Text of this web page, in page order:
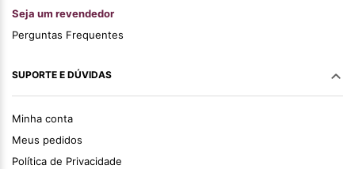
Seja um revendedor
Perguntas Frequentes
SUPORTE E DÚVIDAS
Minha conta
Meus pedidos
Política de Privacidade